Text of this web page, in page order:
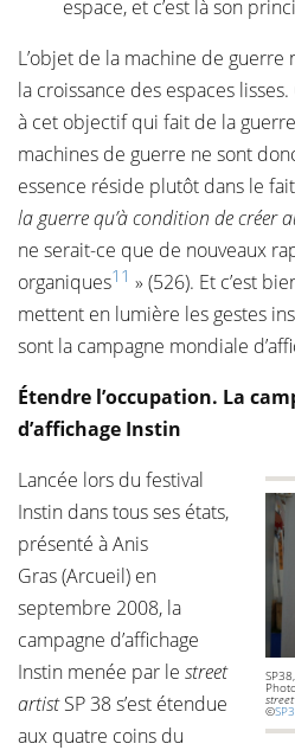
espace, et c’est là son
L’objet de la machine de guerre
la croissance des espaces lisses.
à cet objectif qui fait de la
machines de guerre ne sont
essence réside plutôt dans le fait
la guerre qu’à condition de créer
ne serait-ce que de nouveaux
organiques11 » (526). Et c’est
mettent en lumière les gestes
sont la campagne mondiale
Étendre l’occupation. La
d’affichage Instin
SP38,
©
Lancée lors du festival
Instin dans tous ses états,
présenté à Anis
Gras (Arcueil) en
septembre 2008, la
campagne d’affichage
Instin menée par le street
artistSP 38 s’est étendue
aux quatre coins du